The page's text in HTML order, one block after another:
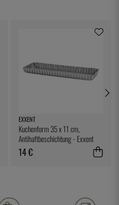
EXXENT
Kuchenform 35 x 11 cm,
Antihaftbeschichtung - Exxent
14 €